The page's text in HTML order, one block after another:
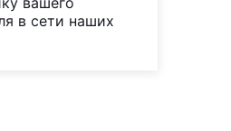
в сети наших